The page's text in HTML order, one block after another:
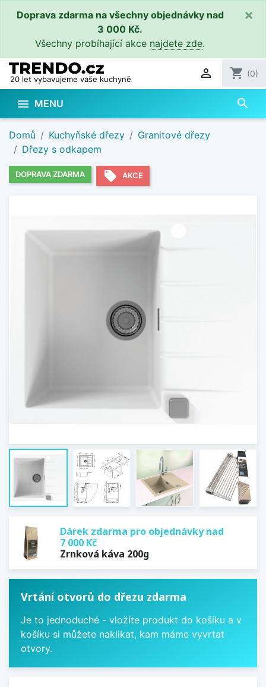
Doprava zdarma na všechny objednávky nad
3 000 Kč.
Všechny probíhající akce najdete zde.
×
20 let vybavujeme vaše kuchyně  shopping_cart (0)
 MENU search
Domů Kuchyňské dřezy
Granitové dřezy
Dřezy s odkapem
DOPRAVA ZDARMA local_offer AKCE
Dárek zdarma pro objednávky nad
7 000 Kč
Zrnková káva 200g
Vrtání otvorů do dřezu zdarma
Je to jednoduché - vložíte produkt do košíku a v
košíku si můžete naklikat, kam máme vyvrtat
otvory.